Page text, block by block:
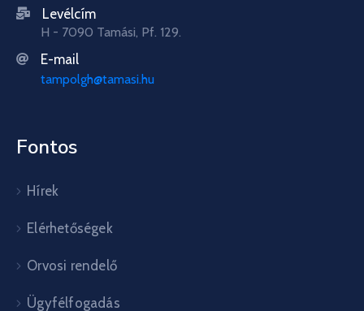
Levélcím
H - 7090 Tamási, Pf. 129.
E-mail
tampolgh@tamasi.hu
Fontos
Hírek
Elérhetőségek
Orvosi rendelő
Ügyfélfogadás